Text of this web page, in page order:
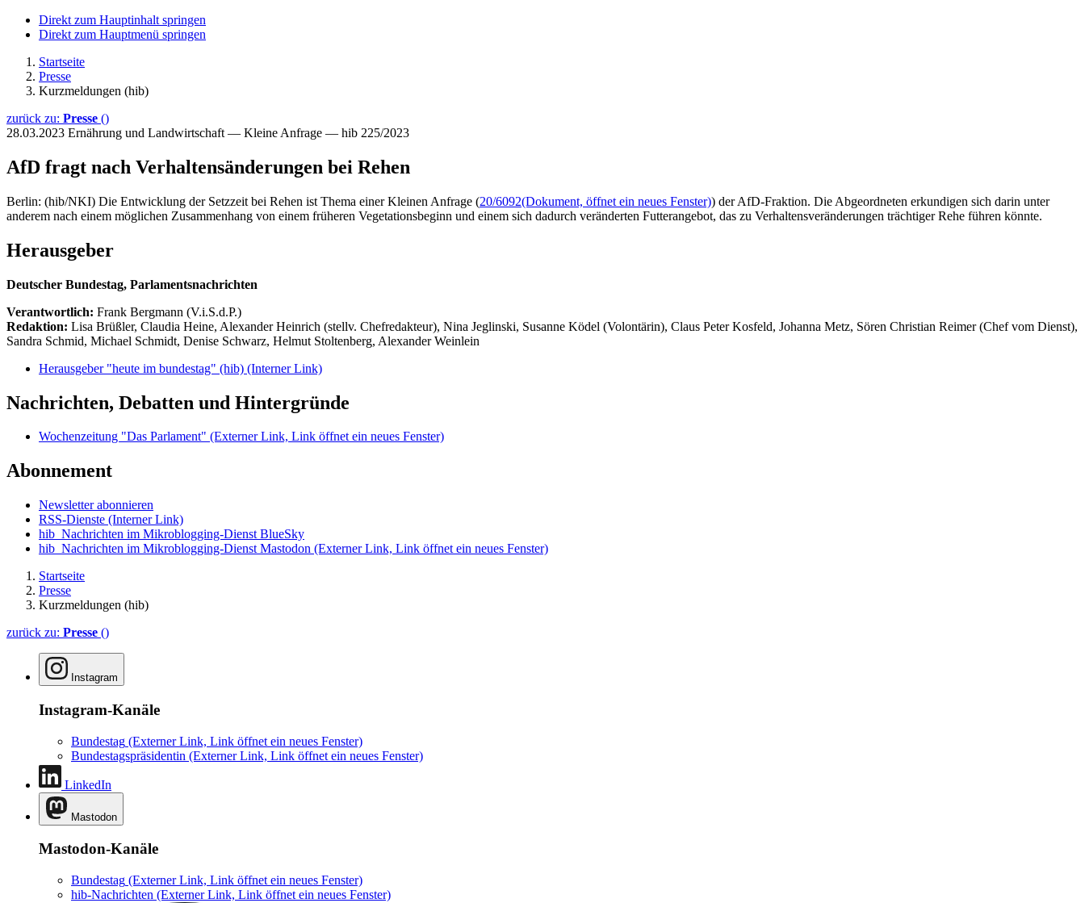
Direkt zum Hauptinhalt springen
Direkt zum Hauptmenü springen
Startseite
Presse
Kurzmeldungen (hib)
zurück zu: Presse ()
28.03.2023 Ernährung und Landwirtschaft — Kleine Anfrage — hib 225/2023
AfD fragt nach Verhaltensänderungen bei Rehen
Berlin: (hib/NKI) Die Entwicklung der Setzzeit bei Rehen ist Thema einer Kleinen Anfrage (20/6092(Dokument, öffnet ein neues Fenster)) der AfD-Fraktion. Die Abgeordneten erkundigen sich darin unter
anderem nach einem möglichen Zusammenhang von einem früheren Vegetationsbeginn und einem sich dadurch veränderten Futterangebot, das zu Verhaltensveränderungen trächtiger Rehe führen könnte.
Herausgeber
Deutscher Bundestag, Parlamentsnachrichten
Verantwortlich: Frank Bergmann (V.i.S.d.P.)
Redaktion: Lisa Brüßler, Claudia Heine, Alexander Heinrich (stellv. Chefredakteur), Nina Jeglinski, Susanne Ködel (Volontärin), Claus Peter Kosfeld, Johanna Metz, Sören Christian Reimer (Chef vom Dienst),
Sandra Schmid, Michael Schmidt, Denise Schwarz, Helmut Stoltenberg, Alexander Weinlein
Herausgeber "heute im bundestag" (hib) (Interner Link)
Nachrichten, Debatten und Hintergründe
Wochenzeitung "Das Parlament" (Externer Link, Link öffnet ein neues Fenster)
Abonnement
Newsletter abonnieren
RSS-Dienste (Interner Link)
hib_Nachrichten im Mikroblogging-Dienst BlueSky
hib_Nachrichten im Mikroblogging-Dienst Mastodon (Externer Link, Link öffnet ein neues Fenster)
Startseite
Presse
Kurzmeldungen (hib)
zurück zu: Presse ()
Instagram
Instagram-Kanäle
Bundestag (Externer Link, Link öffnet ein neues Fenster)
Bundestagspräsidentin (Externer Link, Link öffnet ein neues Fenster)
LinkedIn
Mastodon
Mastodon-Kanäle
Bundestag (Externer Link, Link öffnet ein neues Fenster)
hib-Nachrichten (Externer Link, Link öffnet ein neues Fenster)